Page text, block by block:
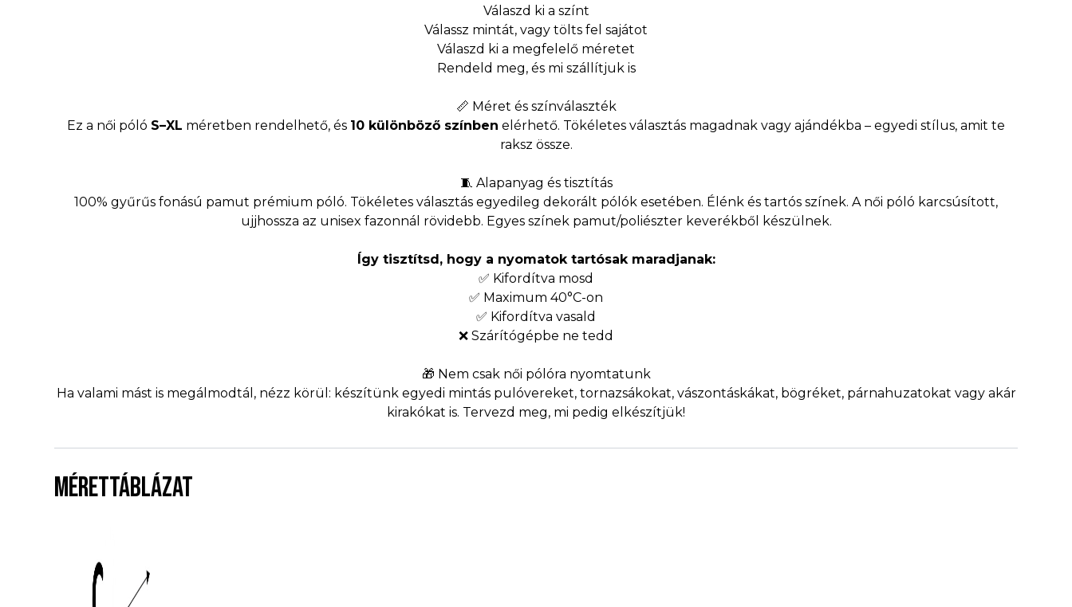
Válaszd ki a színt
Válassz mintát, vagy tölts fel sajátot
Válaszd ki a megfelelő méretet
Rendeld meg, és mi szállítjuk is
📏 Méret és színválaszték
Ez a női póló S–XL méretben rendelhető, és 10 különböző színben elérhető. Tökéletes választás magadnak vagy ajándékba – egyedi stílus, amit te
raksz össze.
🧵 Alapanyag és tisztítás
100% gyűrűs fonású pamut prémium póló. Tökéletes választás egyedileg dekorált pólók esetében. Élénk és tartós színek. A női póló karcsúsított,
ujjhossza az unisex fazonnál rövidebb. Egyes színek pamut/poliészter keverékből készülnek.
Így tisztítsd, hogy a nyomatok tartósak maradjanak:
✅ Kifordítva mosd
✅ Maximum 40°C-on
✅ Kifordítva vasald
❌ Szárítógépbe ne tedd
🎁 Nem csak női pólóra nyomtatunk
Ha valami mást is megálmodtál, nézz körül: készítünk egyedi mintás pulóvereket, tornazsákokat, vászontáskákat, bögréket, párnahuzatokat vagy akár
kirakókat is. Tervezd meg, mi pedig elkészítjük!
MÉRETTÁBLÁZAT